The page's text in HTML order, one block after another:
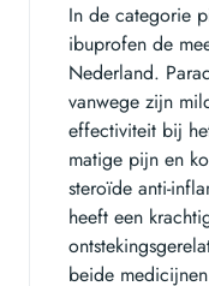
In de categorie
ibuprofen de
Nederland.
vanwege zijn
effectiviteit bij
matige pijn en
steroïde anti-
heeft een
beide